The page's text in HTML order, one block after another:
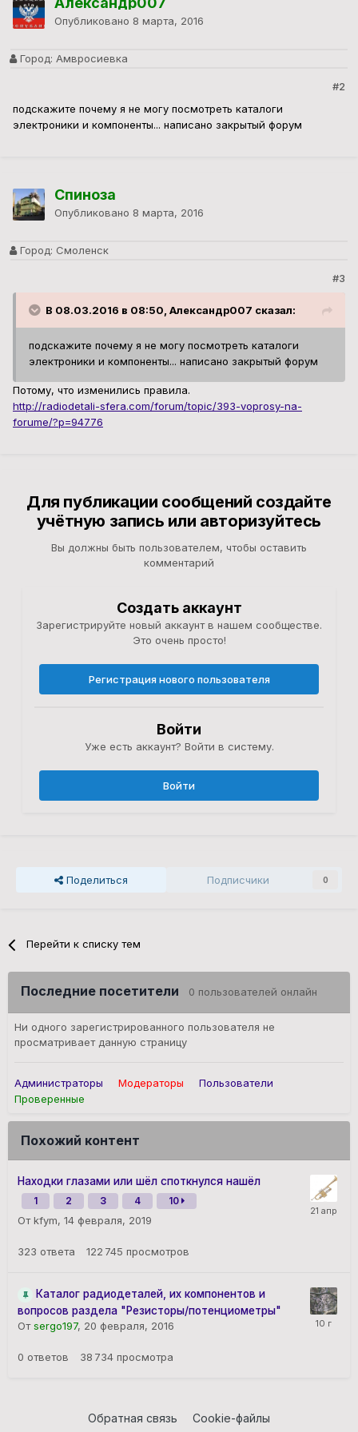
Опубликовано 8 марта, 2016
Город: Амвросиевка
#2
подскажите почему я не могу посмотреть каталоги
электроники и компоненты... написано закрытый форум
Спиноза
Опубликовано 8 марта, 2016
Город: Смоленск
#3
В 08.03.2016 в 08:50, Александр007 сказал:
подскажите почему я не могу посмотреть каталоги
электроники и компоненты... написано закрытый форум
Потому, что изменились правила.
http://radiodetali-sfera.com/forum/topic/393-voprosy-na-
forume/?p=94776
Для публикации сообщений создайте
учётную запись или авторизуйтесь
Вы должны быть пользователем, чтобы оставить
комментарий
Создать аккаунт
Зарегистрируйте новый аккаунт в нашем сообществе.
Это очень просто!
Регистрация нового пользователя
Войти
Уже есть аккаунт? Войти в систему.
Войти
Поделиться Подписчики 0
Перейти к списку тем
Последние посетители 0 пользователей онлайн
Ни одного зарегистрированного пользователя не
просматривает данную страницу
Администраторы Модераторы
Пользователи
Проверенные
Похожий контент
Находки глазами или шёл споткнулся нашёл
1 2 3 4 10
От kfym, 14 февраля, 2019
323 ответа 122 745 просмотров
Каталог радиодеталей, их компонентов и
вопросов раздела "Резисторы/потенциометры"
Отsergo197, 20 февраля, 2016
0 ответов 38 734 просмотра
Обратная связь Cookie-файлы